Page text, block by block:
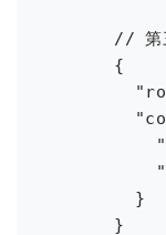
// 第
      {
        }
      }